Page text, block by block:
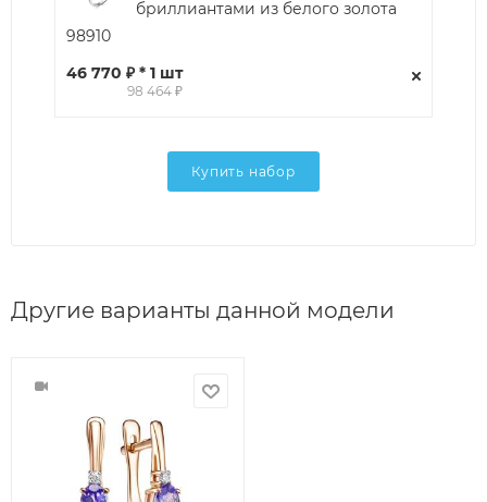
бриллиантами из белого золота
98910
46 770 ₽ * 1 шт
98 464 ₽
Купить набор
Другие варианты данной модели